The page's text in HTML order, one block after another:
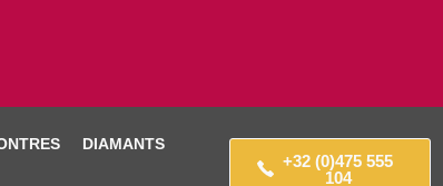
DIAMANTS
+32 (0)475 555
104